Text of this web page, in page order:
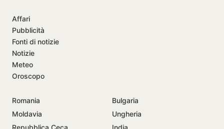
Affari
Pubblicità
Fonti di notizie
Notizie
Meteo
Oroscopo
Romania
Bulgaria
Moldavia
Ungheria